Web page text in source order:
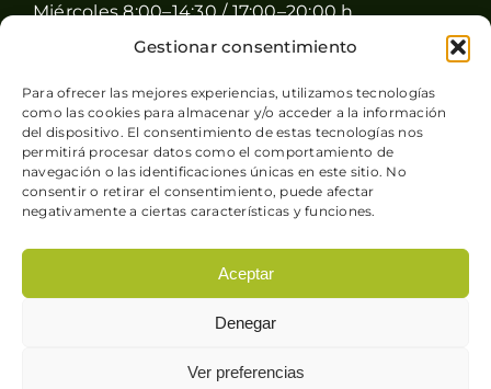
Gestionar consentimiento
Para ofrecer las mejores experiencias, utilizamos tecnologías
como las cookies para almacenar y/o acceder a la información
del dispositivo. El consentimiento de estas tecnologías nos
permitirá procesar datos como el comportamiento de
navegación o las identificaciones únicas en este sitio. No
consentir o retirar el consentimiento, puede afectar
negativamente a ciertas características y funciones.
Aceptar
Denegar
Ver preferencias
Miércoles 8:00–14:30 / 17:00–20:00 h
Jueves 8:00–14:30 / 17:00–20:00 h
Sábado 8:00–15:00 h
Domingo Cerrado
Condiciones generales de
Política de cookies| Sitio web desarrollado